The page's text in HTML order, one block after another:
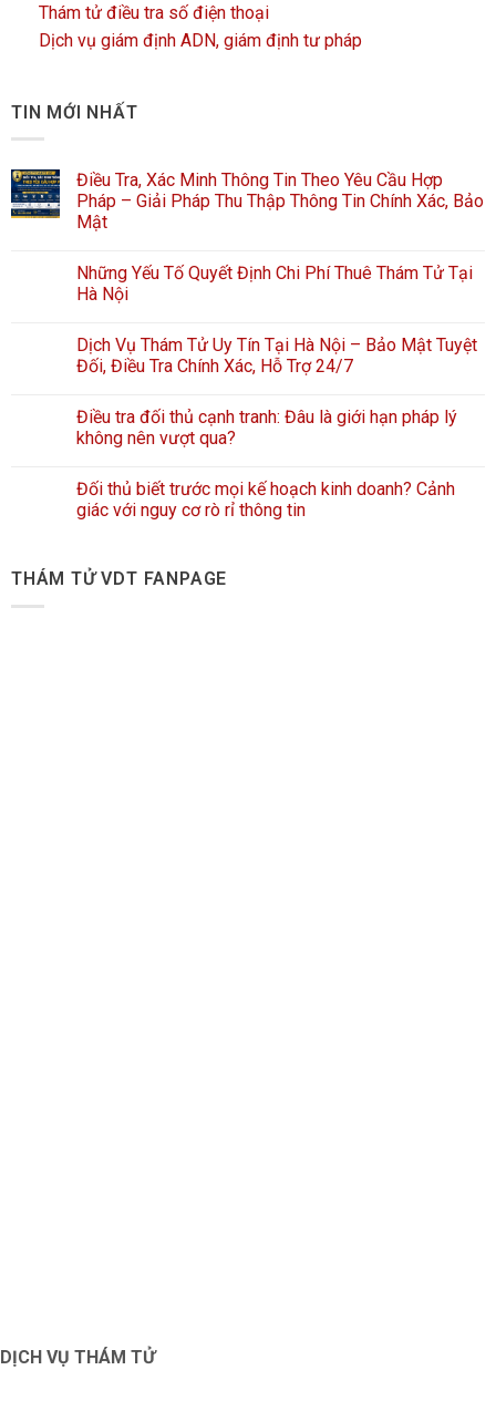
Thám tử điều tra số điện thoại
Dịch vụ giám định ADN, giám định tư pháp
TIN MỚI NHẤT
Điều Tra, Xác Minh Thông Tin Theo Yêu Cầu Hợp
Pháp – Giải Pháp Thu Thập Thông Tin Chính Xác, Bảo
Mật
Những Yếu Tố Quyết Định Chi Phí Thuê Thám Tử Tại
Hà Nội
Dịch Vụ Thám Tử Uy Tín Tại Hà Nội – Bảo Mật Tuyệt
Đối, Điều Tra Chính Xác, Hỗ Trợ 24/7
Điều tra đối thủ cạnh tranh: Đâu là giới hạn pháp lý
không nên vượt qua?
Đối thủ biết trước mọi kế hoạch kinh doanh? Cảnh
giác với nguy cơ rò rỉ thông tin
THÁM TỬ VDT FANPAGE
DỊCH VỤ THÁM TỬ